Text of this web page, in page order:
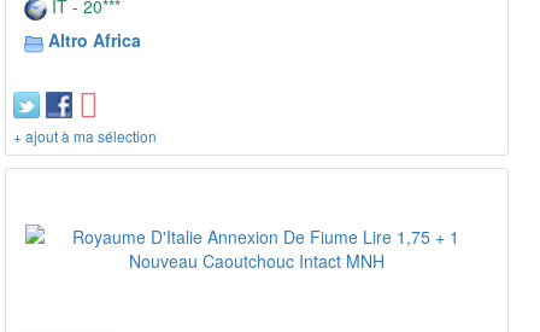
IT - 20***
Altro Africa
+ ajout à ma sélection